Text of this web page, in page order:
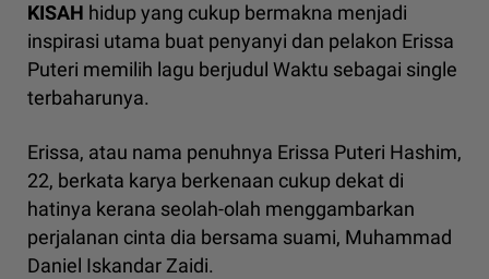
KISAH hidup yang cukup bermakna menjadi
inspirasi utama buat penyanyi dan pelakon Erissa
Puteri memilih lagu berjudul Waktu sebagai single
terbaharunya.
Erissa, atau nama penuhnya Erissa Puteri Hashim,
22, berkata karya berkenaan cukup dekat di
hatinya kerana seolah-olah menggambarkan
perjalanan cinta dia bersama suami, Muhammad
Daniel Iskandar Zaidi.